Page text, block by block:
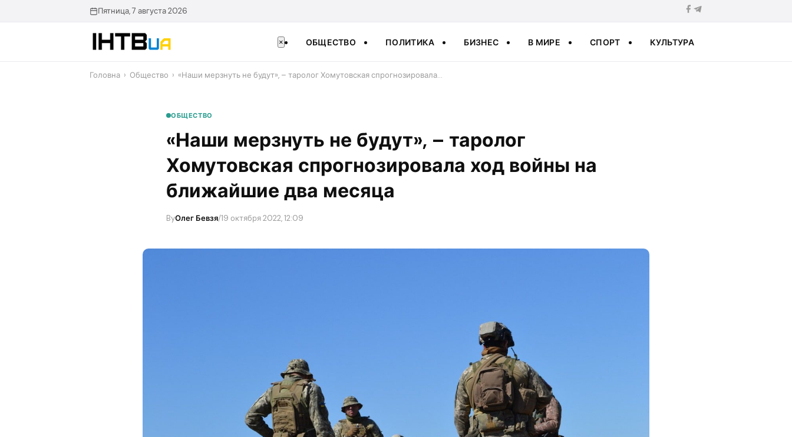
Пятница, 7 августа 2026
× ОБЩЕСТВО ПОЛИТИКА БИЗНЕС В МИРЕ СПОРТ КУЛЬТУРА
Головна › Общество › «Наши мерзнуть не будут», – таролог Хомутовская спрогнозировала…
ОБЩЕСТВО
«Наши мерзнуть не будут», – таролог
Хомутовская спрогнозировала ход войны на
ближайшие два месяца
ByОлег Бевзя/19 октября 2022, 12:09